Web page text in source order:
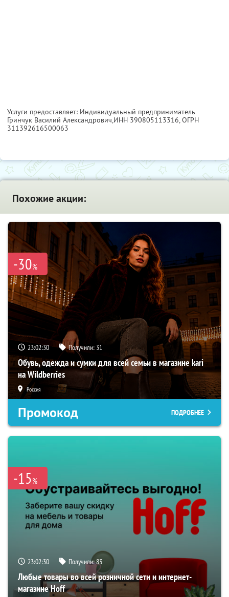
Услуги предоставляет: Индивидуальный предприниматель
Гринчук Василий Александрович,ИНН 390805113316, ОГРН
311392616500063
Похожие акции:
-30%
23:02:29 Получили: 31
Обувь, одежда и сумки для всей семьи в магазине kari
на Wildberries
Россия
Промокод ПОДРОБНЕЕ
-15%
23:02:29 Получили:83
Любые товары во всей розничной сети и интернет-
магазине Hoff